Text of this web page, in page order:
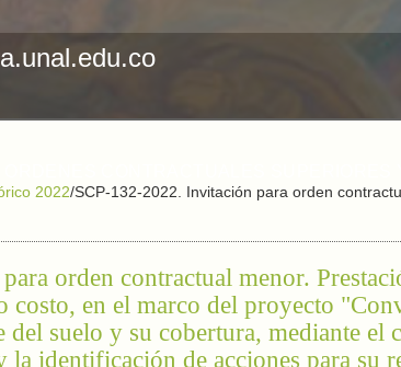
2022/SCP-132-2022. Invitación para orden
orden contractual menor.
costo, en el marco del proyecto
suelo y su cobertura, mediante el
identificación de acciones para su